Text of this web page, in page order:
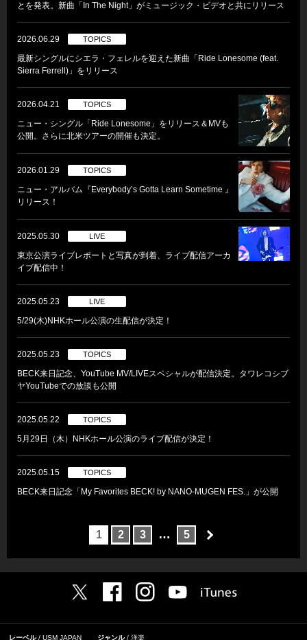
とを発表。新曲「In The Night」がミュージック・ビデオと共にリリース
2026.06.29 TOPICS
最新シングルにシエラ・フェレルを迎えた新曲「Ride Lonesome (feat.
Sierra Ferrell)」をリリース
2026.04.21 TOPICS
ニュー・シングル「Ride Lonesome」をリリース＆MVも
公開。さらに北米ツアーの開催も決定。
2026.01.29 TOPICS
ニュー・アルバム『Everybody’s Gotta Learn Sometime 』
リリース！
2025.05.30 LIVE
東京公演ライブレポートと写真が到着、ライブ配信アーカ
イブ配信中！
2025.05.23 LIVE
5/29(木)NHKホール公演の生配信が決定！
2025.05.23 TOPICS
BECK来日記念、YouTube MV/LIVEスペシャルが配信決定。タワレコシブ
ヤYouTubeでの放談も公開
2025.05.22 TOPICS
5月29日（木）NHKホール公演のライブ配信が決定！
2025.05.15 TOPICS
BECK来日記念「My Favorites BECK! by NANO-MUGEN FES.」が公開
1 2 3 … 5
レーベル USM JAPAN ジャンル 洋楽